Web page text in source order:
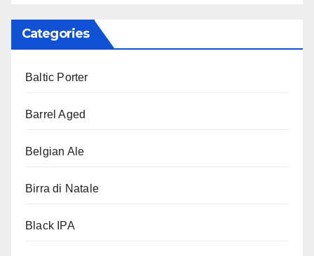
Categories
Baltic Porter
Barrel Aged
Belgian Ale
Birra di Natale
Black IPA